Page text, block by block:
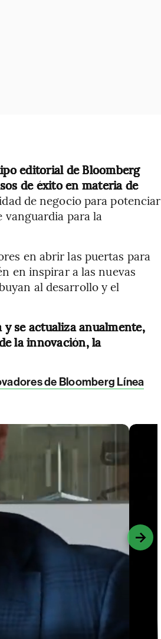
editorial de Bloomberg
de éxito en materia de
de negocio para potenciar
para la
en abrir las puertas para
en inspirar a las nuevas
al desarrollo y el
y se actualiza anualmente,
la innovación, la
de Bloomberg Línea